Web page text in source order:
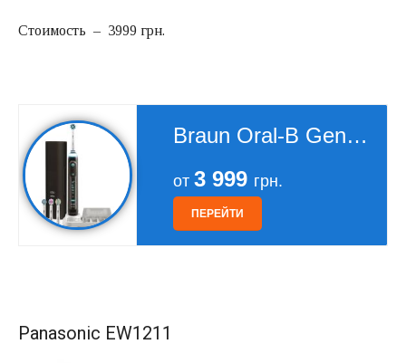
Стоимость – 3999 грн.
Braun Oral-B Genius 9000
от 3 999 грн.
ПЕРЕЙТИ
Panasonic EW1211